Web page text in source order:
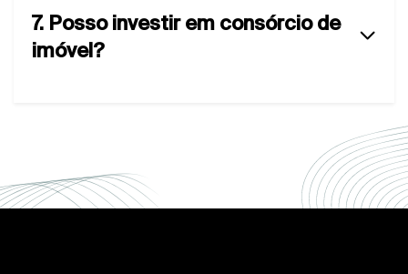
7. Posso investir em consórcio de
imóvel?